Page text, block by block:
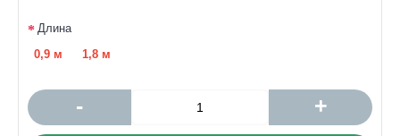
Длина
0,9 м
1,8 м
- +